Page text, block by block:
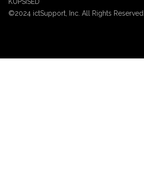
©2024 ictSupport, Inc. All Rights Reserved
KÜPSISED